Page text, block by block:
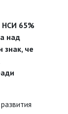
НСИ 65%
над
знак, че